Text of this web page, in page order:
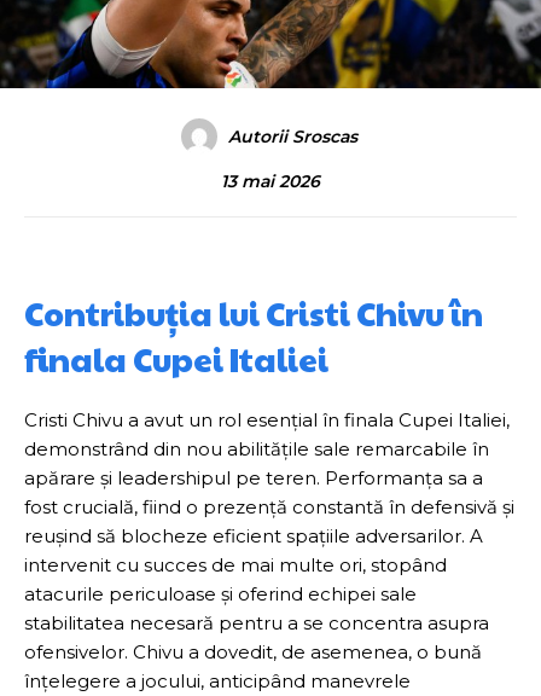
Autorii Sroscas
13 mai 2026
Contribuția lui Cristi Chivu în
finala Cupei Italiei
Cristi Chivu a avut un rol esențial în finala Cupei Italiei,
demonstrând din nou abilitățile sale remarcabile în
apărare și leadershipul pe teren. Performanța sa a
fost crucială, fiind o prezență constantă în defensivă și
reușind să blocheze eficient spațiile adversarilor. A
intervenit cu succes de mai multe ori, stopând
atacurile periculoase și oferind echipei sale
stabilitatea necesară pentru a se concentra asupra
ofensivelor. Chivu a dovedit, de asemenea, o bună
înțelegere a jocului, anticipând manevrele